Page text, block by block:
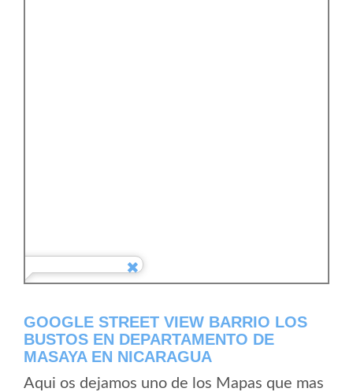
GOOGLE STREET VIEW BARRIO LOS
BUSTOS EN DEPARTAMENTO DE
MASAYA EN NICARAGUA
Aqui os dejamos uno de los Mapas que mas